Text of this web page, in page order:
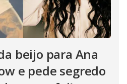
beijo para Ana
e pede segredo